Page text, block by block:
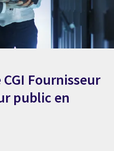
Fournisseur
public en